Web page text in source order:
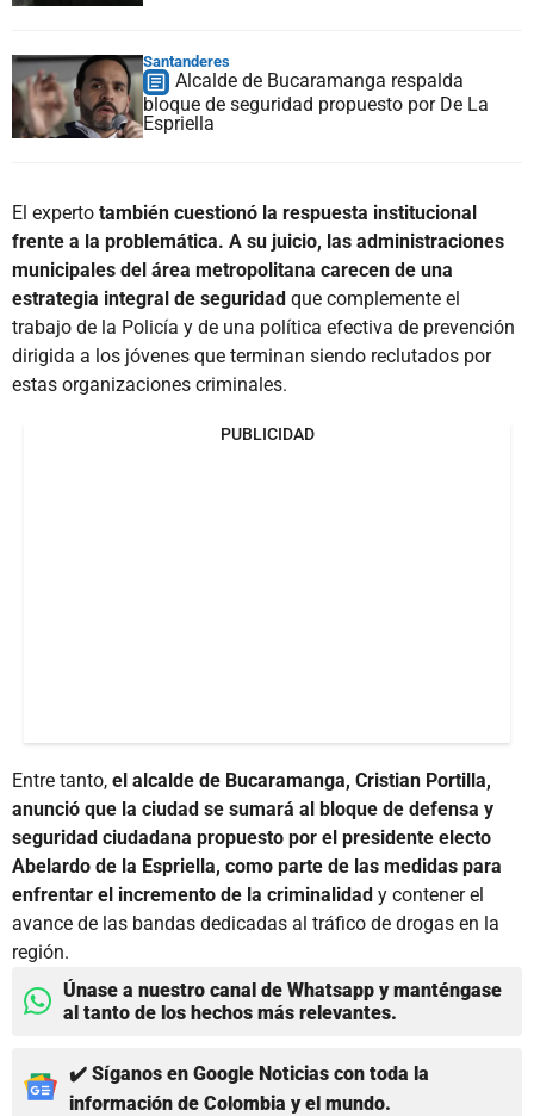
Santanderes
Alcalde de Bucaramanga respalda
bloque de seguridad propuesto por De La
Espriella
El experto también cuestionó la respuesta institucional
frente a la problemática. A su juicio, las administraciones
municipales del área metropolitana carecen de una
estrategia integral de seguridad que complemente el
trabajo de la Policía y de una política efectiva de prevención
dirigida a los jóvenes que terminan siendo reclutados por
estas organizaciones criminales.
PUBLICIDAD
Entre tanto, el alcalde de Bucaramanga, Cristian Portilla,
anunció que la ciudad se sumará al bloque de defensa y
seguridad ciudadana propuesto por el presidente electo
Abelardo de la Espriella, como parte de las medidas para
enfrentar el incremento de la criminalidad y contener el
avance de las bandas dedicadas al tráfico de drogas en la
región.
Únase a nuestro canal de Whatsapp y manténgase
al tanto de los hechos más relevantes.
✔️ Síganos en Google Noticias con toda la
información de Colombia y el mundo.